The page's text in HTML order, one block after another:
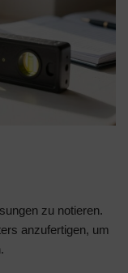
zu notieren.
anzufertigen, um